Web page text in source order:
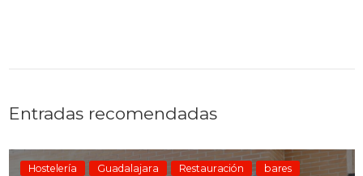
Entradas recomendadas
Hostelería Guadalajara Restauración bares